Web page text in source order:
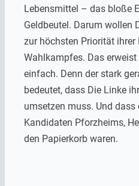
Lebensmittel – das bloße
Geldbeutel. Darum wollen
zur höchsten Priorität
Wahlkampfes. Das
einfach. Denn der stark
bedeutet, dass Die Linke
umsetzen muss. Und
Kandidaten Pforzheims,
den Papierkorb waren.